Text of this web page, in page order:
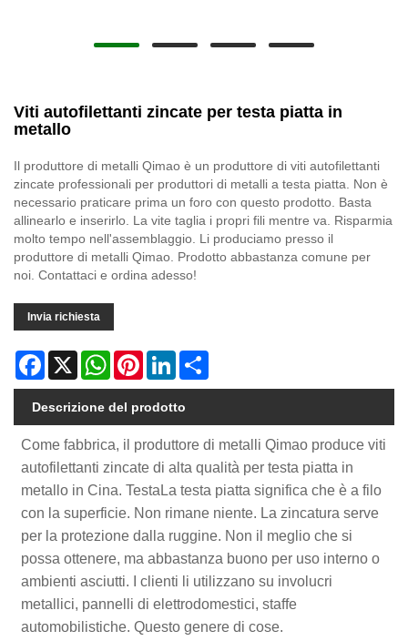
Viti autofilettanti zincate per testa piatta in
metallo
Il produttore di metalli Qimao è un produttore di viti autofilettanti
zincate professionali per produttori di metalli a testa piatta. Non è
necessario praticare prima un foro con questo prodotto. Basta
allinearlo e inserirlo. La vite taglia i propri fili mentre va. Risparmia
molto tempo nell'assemblaggio. Li produciamo presso il
produttore di metalli Qimao. Prodotto abbastanza comune per
noi. Contattaci e ordina adesso!
Invia richiesta
Facebook
X WhatsAppPinterestLinkedIn
Descrizione del prodotto
Come fabbrica, il produttore di metalli Qimao produce viti
autofilettanti zincate di alta qualità per testa piatta in
metallo in Cina. TestaLa testa piatta significa che è a filo
con la superficie. Non rimane niente. La zincatura serve
per la protezione dalla ruggine. Non il meglio che si
possa ottenere, ma abbastanza buono per uso interno o
ambienti asciutti. I clienti li utilizzano su involucri
metallici, pannelli di elettrodomestici, staffe
automobilistiche. Questo genere di cose.